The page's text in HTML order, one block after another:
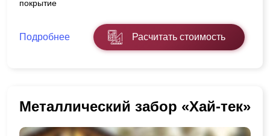
покрытие
Подробнее Расчитать стоимость
Металлический забор «Хай-тек»